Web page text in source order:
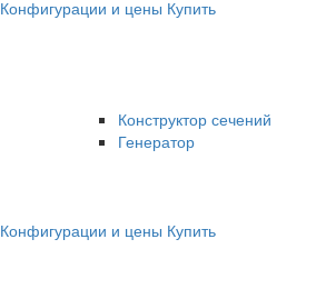
Конфигурации и цены Купить
Конструктор сечений
Генератор
Конфигурации и цены Купить